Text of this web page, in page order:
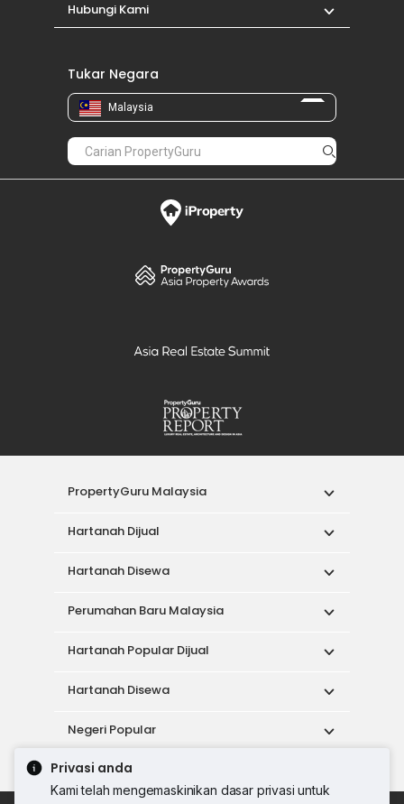
Privasi anda
Kami telah mengemaskinikan dasar privasi untuk
Hubungi Kami
Tukar Negara
Malaysia
PropertyGuru Malaysia
Hartanah Dijual
Hartanah Disewa
Perumahan Baru Malaysia
Hartanah Popular Dijual
Hartanah Disewa
Negeri Popular
Alat